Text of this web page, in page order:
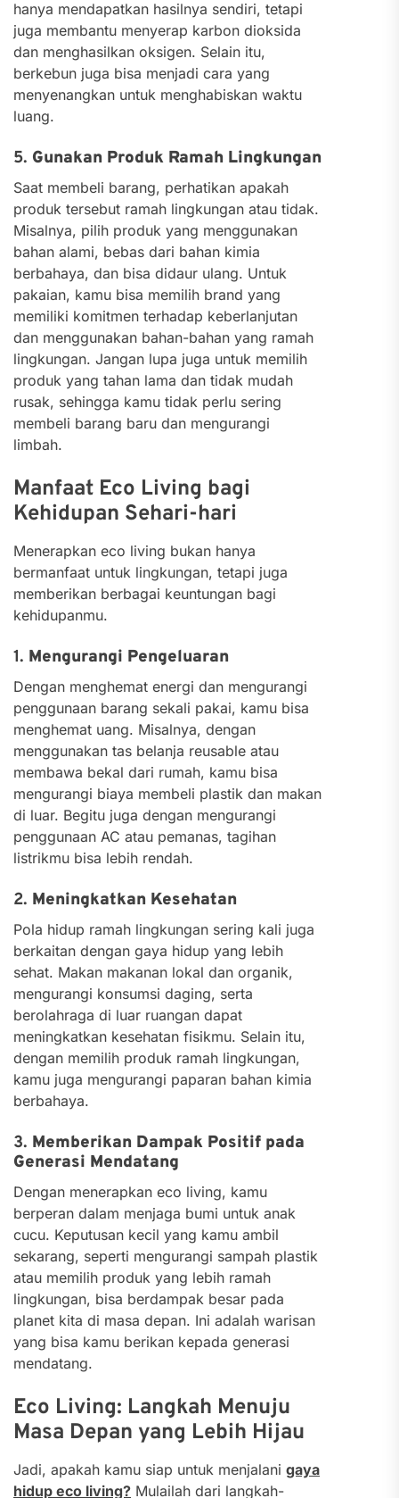
hanya mendapatkan hasilnya sendiri, tetapi
juga membantu menyerap karbon dioksida
dan menghasilkan oksigen. Selain itu,
berkebun juga bisa menjadi cara yang
menyenangkan untuk menghabiskan waktu
luang.
5. Gunakan Produk Ramah Lingkungan
Saat membeli barang, perhatikan apakah
produk tersebut ramah lingkungan atau tidak.
Misalnya, pilih produk yang menggunakan
bahan alami, bebas dari bahan kimia
berbahaya, dan bisa didaur ulang. Untuk
pakaian, kamu bisa memilih brand yang
memiliki komitmen terhadap keberlanjutan
dan menggunakan bahan-bahan yang ramah
lingkungan. Jangan lupa juga untuk memilih
produk yang tahan lama dan tidak mudah
rusak, sehingga kamu tidak perlu sering
membeli barang baru dan mengurangi
limbah.
Manfaat Eco Living bagi
Kehidupan Sehari-hari
Menerapkan eco living bukan hanya
bermanfaat untuk lingkungan, tetapi juga
memberikan berbagai keuntungan bagi
kehidupanmu.
1. Mengurangi Pengeluaran
Dengan menghemat energi dan mengurangi
penggunaan barang sekali pakai, kamu bisa
menghemat uang. Misalnya, dengan
menggunakan tas belanja reusable atau
membawa bekal dari rumah, kamu bisa
mengurangi biaya membeli plastik dan makan
di luar. Begitu juga dengan mengurangi
penggunaan AC atau pemanas, tagihan
listrikmu bisa lebih rendah.
2. Meningkatkan Kesehatan
Pola hidup ramah lingkungan sering kali juga
berkaitan dengan gaya hidup yang lebih
sehat. Makan makanan lokal dan organik,
mengurangi konsumsi daging, serta
berolahraga di luar ruangan dapat
meningkatkan kesehatan fisikmu. Selain itu,
dengan memilih produk ramah lingkungan,
kamu juga mengurangi paparan bahan kimia
berbahaya.
3. Memberikan Dampak Positif pada
Generasi Mendatang
Dengan menerapkan eco living, kamu
berperan dalam menjaga bumi untuk anak
cucu. Keputusan kecil yang kamu ambil
sekarang, seperti mengurangi sampah plastik
atau memilih produk yang lebih ramah
lingkungan, bisa berdampak besar pada
planet kita di masa depan. Ini adalah warisan
yang bisa kamu berikan kepada generasi
mendatang.
Eco Living: Langkah Menuju
Masa Depan yang Lebih Hijau
Jadi, apakah kamu siap untuk menjalani gaya
hidup eco living? Mulailah dari langkah-